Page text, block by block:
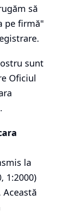
să
pe firmă"
sunt
Oficiul
la
1:2000)